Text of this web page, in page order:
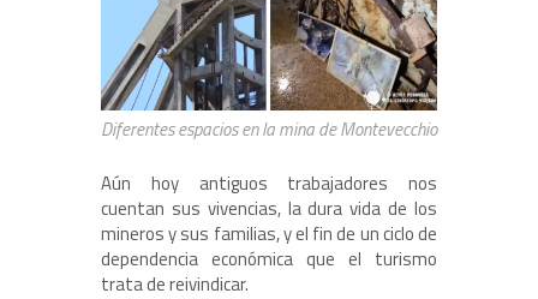
Diferentes espacios en la mina de Montevecchio
Aún hoy antiguos trabajadores nos
cuentan sus vivencias, la dura vida de los
mineros y sus familias, y el fin de un ciclo de
dependencia económica que el turismo
trata de reivindicar.